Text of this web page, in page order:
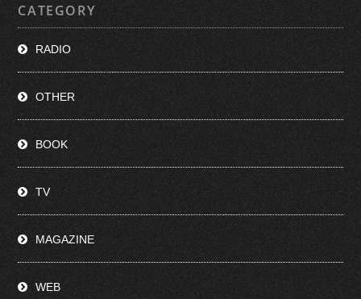
CATEGORY
RADIO
OTHER
BOOK
TV
MAGAZINE
WEB